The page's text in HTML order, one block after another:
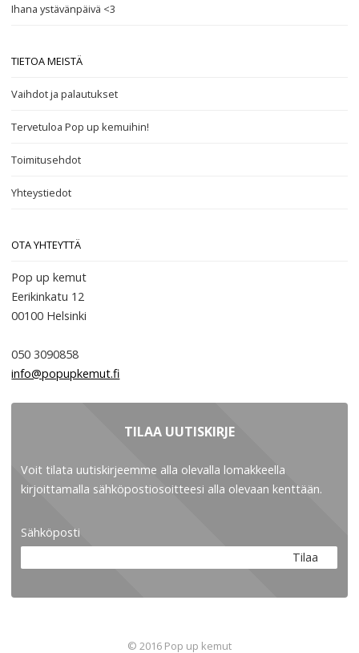
Ihana ystävänpäivä <3
TIETOA MEISTÄ
Vaihdot ja palautukset
Tervetuloa Pop up kemuihin!
Toimitusehdot
Yhteystiedot
OTA YHTEYTTÄ
Pop up kemut
Eerikinkatu 12
00100 Helsinki
050 3090858
info@popupkemut.fi
TILAA UUTISKIRJE
Voit tilata uutiskirjeemme alla olevalla lomakkeella
kirjoittamalla sähköpostiosoitteesi alla olevaan kenttään.
Sähköposti
Tilaa
© 2016 Pop up kemut